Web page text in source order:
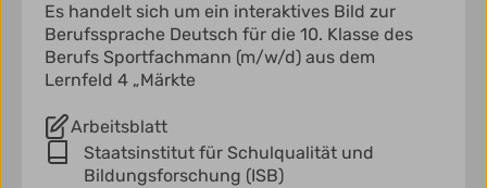
Es handelt sich um ein interaktives Bild zur
Berufssprache Deutsch für die 10. Klasse des
Berufs Sportfachmann (m/w/d) aus dem
Lernfeld 4 „Märkte
Arbeitsblatt
Staatsinstitut für Schulqualität und
Bildungsforschung (ISB)